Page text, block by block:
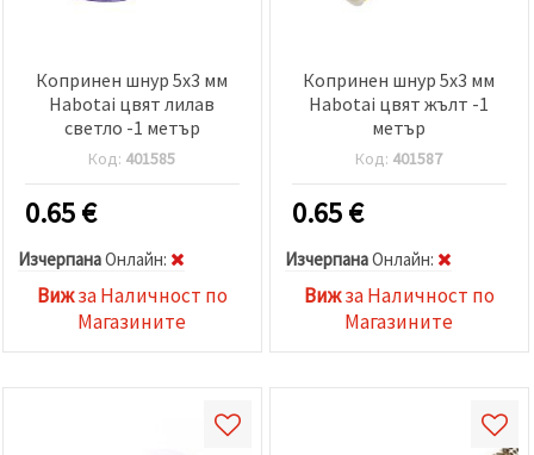
Копринен шнур 5x3 мм
Habotai цвят лилав
светло -1 метър
Код: 401585
0.65€
ИзчерпанаOнлайн:
Вижза Наличност по
Магазините
Копринен шнур 5x3 мм
Habotai цвят жълт -1
метър
Код: 401587
0.65€
ИзчерпанаOнлайн:
Вижза Наличност по
Магазините